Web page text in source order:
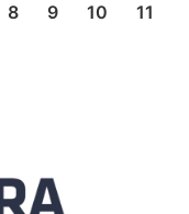
8 9 10 11